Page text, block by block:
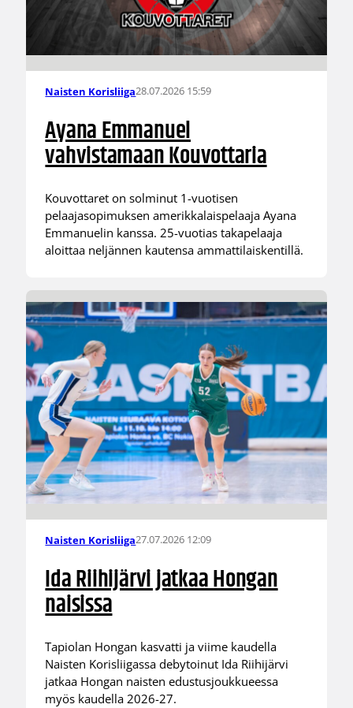
Naisten Korisliiga28.07.2026 15:59
Ayana Emmanuel
vahvistamaan Kouvottaria
Kouvottaret on solminut 1-vuotisen
pelaajasopimuksen amerikkalaispelaaja Ayana
Emmanuelin kanssa. 25-vuotias takapelaaja
aloittaa neljännen kautensa ammattilaiskentillä.
Naisten Korisliiga27.07.2026 12:09
Ida Riihijärvi jatkaa Hongan
naisissa
Tapiolan Hongan kasvatti ja viime kaudella
Naisten Korisliigassa debytoinut Ida Riihijärvi
jatkaa Hongan naisten edustusjoukkueessa
myös kaudella 2026-27.